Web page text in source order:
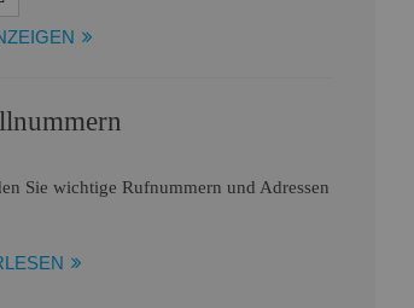
Sie wichtige Rufnummern und Adressen